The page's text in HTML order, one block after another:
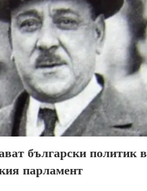
български политик в
парламент